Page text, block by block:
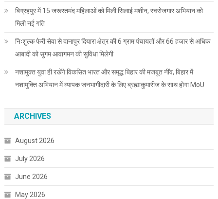
बिग्रहपुर में 15 जरूरतमंद महिलाओं को मिली सिलाई मशीन, स्वरोजगार अभियान को
मिली नई गति
निःशुल्क फेरी सेवा से दानापुर दियारा क्षेत्र की 6 ग्राम पंचायतों और 66 हजार से अधिक
आबादी को सुगम आवागमन की सुविधा मिलेगी
नशामुक्त युवा ही रखेंगे विकसित भारत और समृद्ध बिहार की मजबूत नींव, बिहार में
नशामुक्ति अभियान में व्यापक जनभागीदारी के लिए ब्रह्माकुमारीज के साथ होगा MoU
ARCHIVES
August 2026
July 2026
June 2026
May 2026